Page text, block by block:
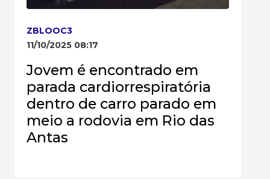
ZBLOOC3
11/10/2025 08:17
Jovem é encontrado em
parada cardiorrespiratória
dentro de carro parado em
meio a rodovia em Rio das
Antas